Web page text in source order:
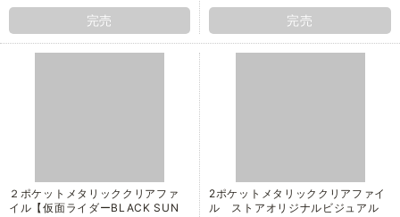
完売
完売
２ポケットメタリッククリアファ
イル【仮面ライダーBLACK SUN
2ポケットメタリッククリアファイ
ル ストアオリジナルビジュアル